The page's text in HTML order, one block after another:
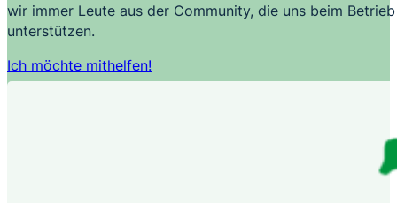
wir immer Leute aus der Community, die uns beim
unterstützen.
Ich möchte mithelfen!